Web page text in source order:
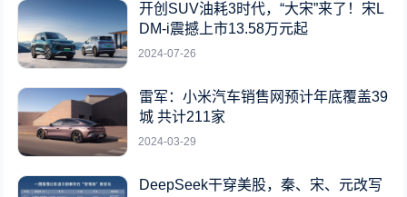
开创SUV油耗3时代，“大宋”来了！宋L
DM-i震撼上市13.58万元起
2024-07-26
雷军：小米汽车销售网预计年底覆盖39
城 共计211家
2024-03-29
DeepSeek干穿美股，秦、宋、元改写